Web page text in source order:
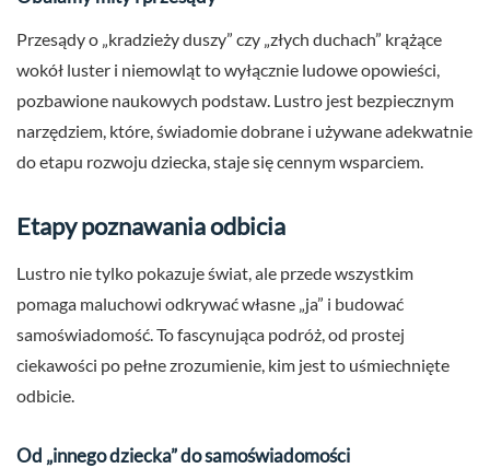
Przesądy o „kradzieży duszy” czy „złych duchach” krążące
wokół luster i niemowląt to wyłącznie ludowe opowieści,
pozbawione naukowych podstaw. Lustro jest bezpiecznym
narzędziem, które, świadomie dobrane i używane adekwatnie
do etapu rozwoju dziecka, staje się cennym wsparciem.
Etapy poznawania odbicia
Lustro nie tylko pokazuje świat, ale przede wszystkim
pomaga maluchowi odkrywać własne „ja” i budować
samoświadomość. To fascynująca podróż, od prostej
ciekawości po pełne zrozumienie, kim jest to uśmiechnięte
odbicie.
Od „innego dziecka” do samoświadomości